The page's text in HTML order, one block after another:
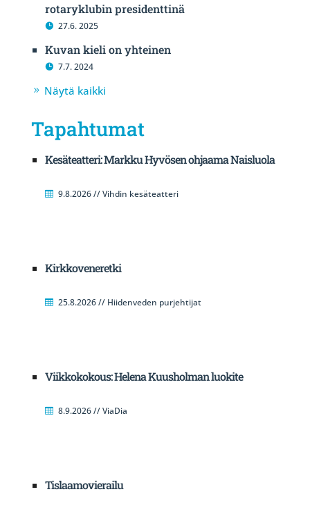
rotaryklubin presidenttinä
27.6. 2025
Kuvan kieli on yhteinen
7.7. 2024
Näytä kaikki
Tapahtumat
Kesäteatteri: Markku Hyvösen ohjaama Naisluola
9.8.2026 // Vihdin kesäteatteri
Kirkkoveneretki
25.8.2026 // Hiidenveden purjehtijat
Viikkokokous: Helena Kuusholman luokite
8.9.2026 // ViaDia
Tislaamovierailu